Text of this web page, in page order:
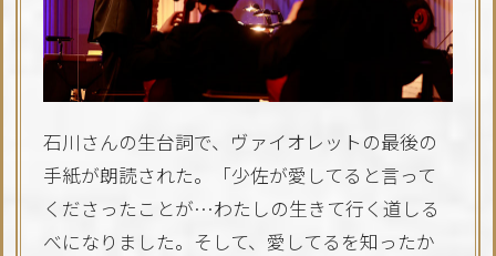
石川さんの生台詞で、ヴァイオレットの最後の
手紙が朗読された。「少佐が愛してると言って
くださったことが…わたしの生きて行く道しる
べになりました。そして、愛してるを知ったか